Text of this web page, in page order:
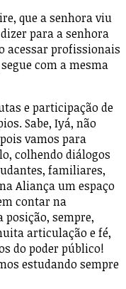
que a senhora viu
para a senhora
acessar profissionais
com a mesma
e participação de
Sabe, Iyá, não
vamos para
colhendo diálogos
familiares,
Aliança um espaço
contar na
posição, sempre,
articulação e fé,
do poder público!
estudando sempre